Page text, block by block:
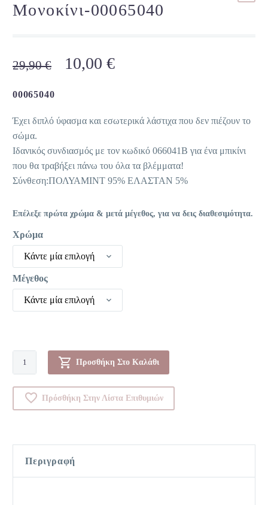
Μονοκίνι-00065040
29,90€
Original
10,00 €Η
είναι:
10,00 €.
00065040
Έχει διπλό ύφασμα και εσωτερικά λάστιχα που δεν πιέζουν το
σώμα.
Ιδανικός συνδιασμός με τον κωδικό 066041Β για ένα μπικίνι
που θα τραβήξει πάνω του όλα τα βλέμματα!
Σύνθεση:ΠΟΛΥΑΜΙΝΤ 95% ΕΛΑΣΤΑΝ 5%
Επέλεξε πρώτα χρώμα & μετά μέγεθος, για να δεις διαθεσιμότητα.
Χρώμα
Κάντε μία επιλογή
Μέγεθος
Κάντε μία επιλογή
Μονοκίνι-00065040
ποσότητα
Προσθήκη Στο Καλάθι
Πρόσθήκη Στην Λίστα Επιθυμιών
Περιγραφή